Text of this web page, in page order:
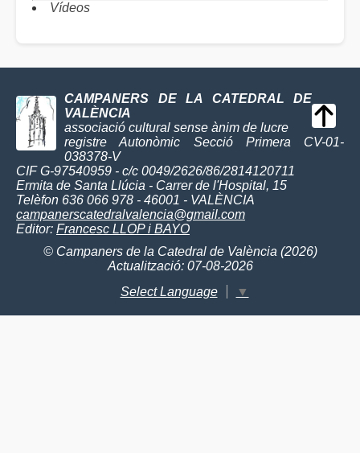
Vídeos
CAMPANERS DE LA CATEDRAL DE
VALÈNCIA
associació cultural sense ànim de lucre
registre Autonòmic Secció Primera CV-01-
038378-V
CIF G-97540959 - c/c 0049/2626/86/2814120711
Ermita de Santa Llúcia - Carrer de l'Hospital, 15
Telèfon 636 066 978 - 46001 - VALÈNCIA
campanerscatedralvalencia@gmail.com
Editor: Francesc LLOP i BAYO
© Campaners de la Catedral de València (2026)
Actualització: 07-08-2026
Select Language
▼